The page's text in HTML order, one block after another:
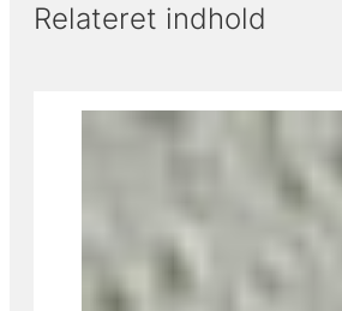
Relateret indhold